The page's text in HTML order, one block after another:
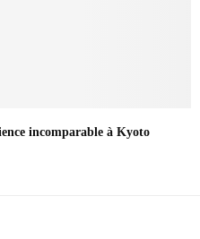
incomparable à Kyoto